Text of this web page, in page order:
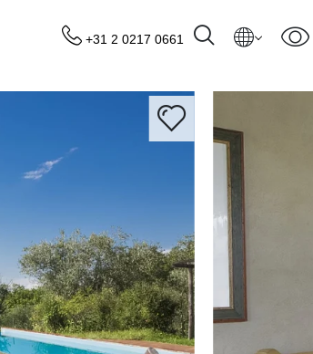
+31 2 0217 0661 Bestemmingen